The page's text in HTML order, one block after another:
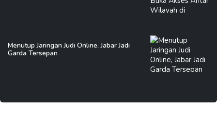
Menutup Jaringan Judi Online, Jabar Jadi
Garda Tersepan